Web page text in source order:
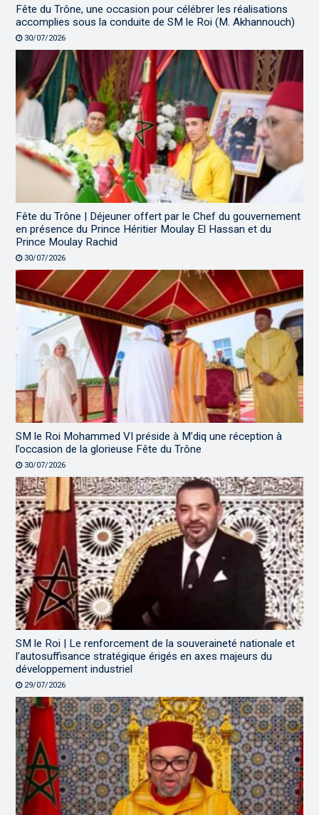
Fête du Trône, une occasion pour célébrer les réalisations
accomplies sous la conduite de SM le Roi (M. Akhannouch)
30/07/2026
Fête du Trône | Déjeuner offert par le Chef du gouvernement
en présence du Prince Héritier Moulay El Hassan et du
Prince Moulay Rachid
30/07/2026
SM le Roi Mohammed VI préside à M’diq une réception à
l’occasion de la glorieuse Fête du Trône
30/07/2026
SM le Roi | Le renforcement de la souveraineté nationale et
l’autosuffisance stratégique érigés en axes majeurs du
développement industriel
29/07/2026